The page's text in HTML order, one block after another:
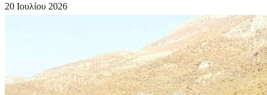
20 Ιουλίου 2026